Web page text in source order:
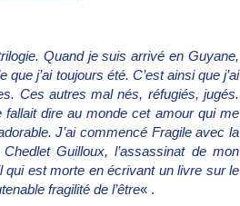
Quand je suis arrivé en Guyane,
j’ai toujours été. C’est ainsi que j’ai
Ces autres mal nés, réfugiés, jugés.
fallait dire au monde cet amour qui me
J’ai commencé Fragileavec la
Chedlet Guilloux, l’assassinat de mon
qui est morte en écrivant un livre sur le
fragilité de l’être« .